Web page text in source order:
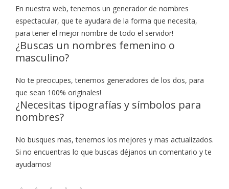
En nuestra web, tenemos un generador de nombres
espectacular, que te ayudara de la forma que necesita,
para tener el mejor nombre de todo el servidor!
¿Buscas un nombres femenino o
masculino?
No te preocupes, tenemos generadores de los dos, para
que sean 100% originales!
¿Necesitas tipografías y símbolos para
nombres?
No busques mas, tenemos los mejores y mas actualizados.
Si no encuentras lo que buscas déjanos un comentario y te
ayudamos!